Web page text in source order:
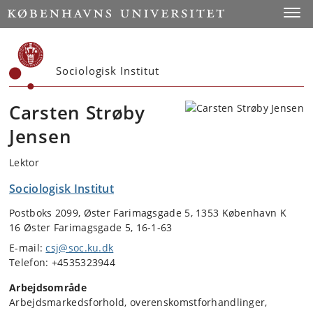
Start
Sociologisk Institut
Carsten Strøby
Jensen
Lektor
Sociologisk Institut
Postboks 2099, Øster Farimagsgade 5, 1353 København K
16 Øster Farimagsgade 5, 16-1-63
E-mail:csj@soc.ku.dk
Telefon: +4535323944
Arbejdsområde
Arbejdsmarkedsforhold, overenskomstforhandlinger,